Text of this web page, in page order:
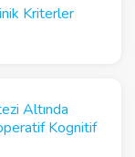
Kriterler
Altında
Kognitif